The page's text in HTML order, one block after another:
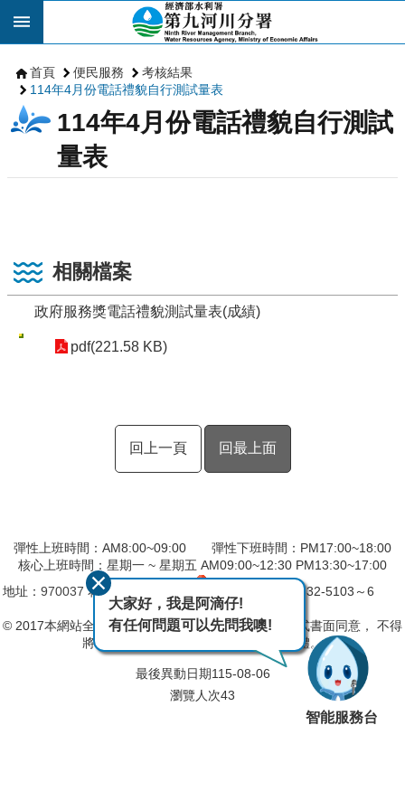
跳到主要內容區塊
首頁 便民服務
考核結果
114年4月份電話禮貌自行測試量表
114年4月份電話禮貌自行測試
量表
相關檔案
政府服務獎電話禮貌測試量表(成績)
pdf(221.58 KB)
回上一頁 回最上面
彈性上班時間：AM8:00~09:00 彈性下班時間：PM17:00~18:00
核心上班時間：星期一 ~ 星期五 AM09:00~12:30 PM13:30~17:00
地址： 970037花蓮市仁愛街19號
電話：(03)832-5103～6
傳真：(03)833-5026
© 2017本網站全部圖文版權係屬本分署所有，非經正式書面同意， 不得
將全部或部分內容，轉載於任何形式媒體。
最後異動日期115-08-06
瀏覽人次43
大家好，我是阿滴仔!
有任何問題可以先問我噢!
智能服務台